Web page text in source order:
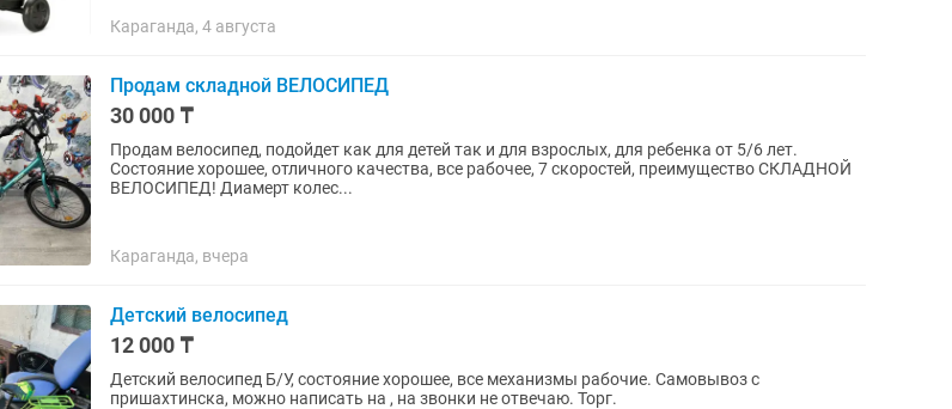
Караганда, 4 августа
Продам складной ВЕЛОСИПЕД
30 000 ₸
Продам велосипед, подойдет как для детей так и для взрослых, для ребенка от 5/6 лет.
Состояние хорошее, отличного качества, все рабочее, 7 скоростей, преимущество СКЛАДНОЙ
ВЕЛОСИПЕД! Диамерт колес...
Караганда, вчера
Детский велосипед
12 000 ₸
Детский велосипед Б/У, состояние хорошее, все механизмы рабочие. Самовывоз с
пришахтинска, можно написать на , на звонки не отвечаю. Торг.